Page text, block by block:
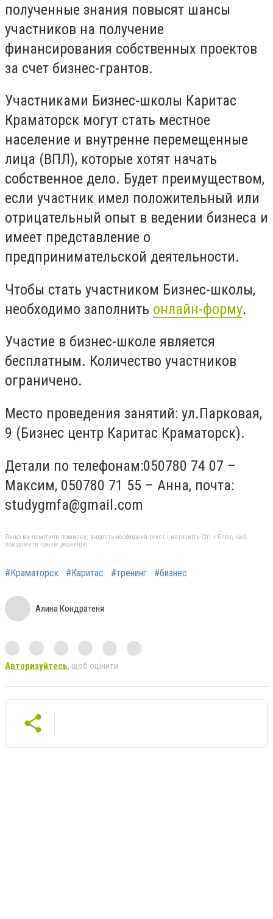
полученные знания повысят шансы
участников на получение
финансирования собственных проектов
за счет бизнес-грантов.
Участниками Бизнес-школы Каритас
Краматорск могут стать местное
население и внутренне перемещенные
лица (ВПЛ), которые хотят начать
собственное дело. Будет преимуществом,
если участник имел положительный или
отрицательный опыт в ведении бизнеса и
имеет представление о
предпринимательской деятельности.
Чтобы стать участником Бизнес-школы,
необходимо заполнить онлайн-форму.
Участие в бизнес-школе является
бесплатным. Количество участников
ограничено.
Место проведения занятий: ул.Парковая,
9 (Бизнес центр Каритас Краматорск).
Детали по телефонам:050780 74 07 –
Максим, 050780 71 55 – Анна, почта:
studygmfa@gmail.com
Якщо ви помітили помилку, виділіть необхідний текст і натисніть Ctrl + Enter, щоб
повідомити про це редакцію
#Краматорск #Каритас #тренинг #бизнес
Алина Кондратеня
Авторизуйтесь, щоб оцінити